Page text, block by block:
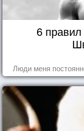
6
Люди меня